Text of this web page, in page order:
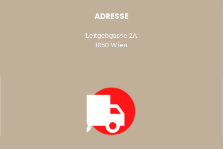
ADRESSE
Leitgebgasse 2A
1050 Wien